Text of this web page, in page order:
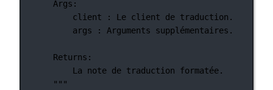
Args:
client : Le client de traduction.
args : Arguments supplémentaires.
Returns:
La note de traduction formatée.
"""